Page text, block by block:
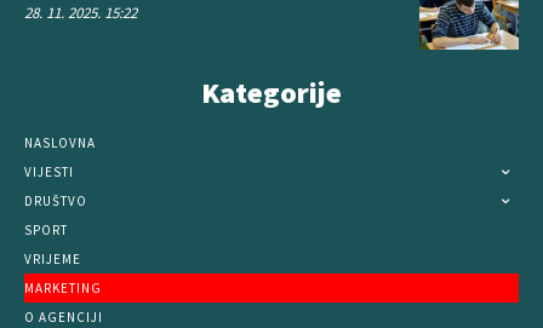
28. 11. 2025. 15:22
Kategorije
NASLOVNA
VIJESTI
DRUŠTVO
SPORT
VRIJEME
MARKETING
O AGENCIJI